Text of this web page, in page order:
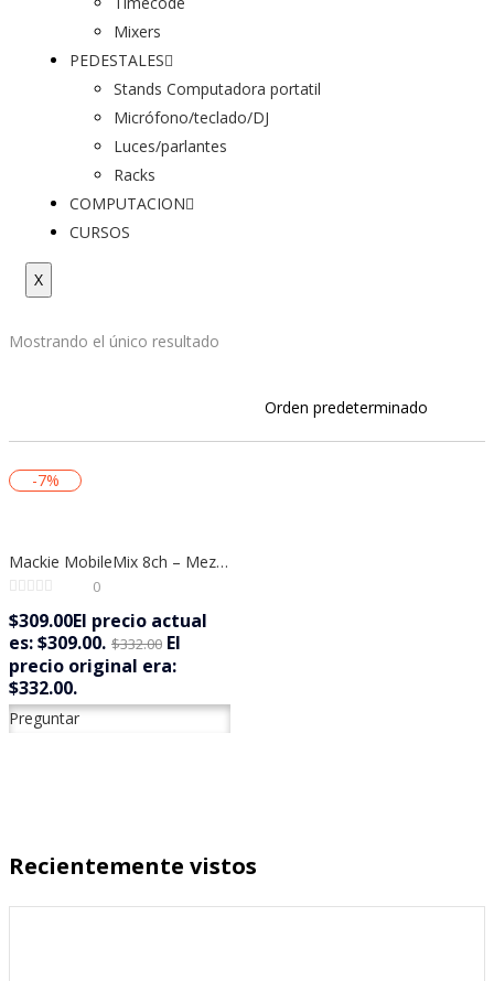
Mixers
PEDESTALES
Stands Computadora portatil
Micrófono/teclado/DJ
Luces/parlantes
Racks
COMPUTACION
CURSOS
X
Mostrando el único resultado
-7%
Mackie MobileMix 8ch – Mezclador Compacto con Bluetooth y USB ¡Ideal para DJs y Podcast!
0
$309.00El precio actual
es: $309.00. $332.00 El
precio original era:
$332.00.
Preguntar
Recientemente vistos